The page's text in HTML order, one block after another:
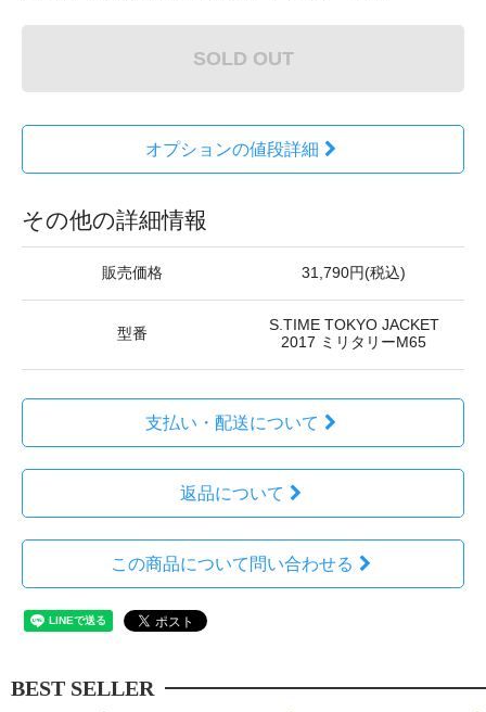
SOLD OUT
オプションの値段詳細
その他の詳細情報
販売価格 31,790円(税込)
型番
S.TIME TOKYO JACKET
2017 ミリタリーM65
支払い・配送について
返品について
この商品について問い合わせる
BEST SELLER